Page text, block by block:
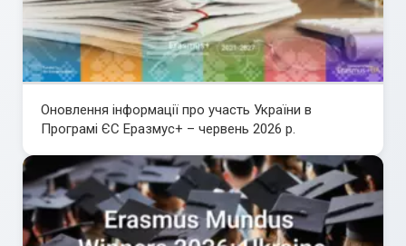
Оновлення інформації про участь України в
Програмі ЄС Еразмус+ – червень 2026 р.